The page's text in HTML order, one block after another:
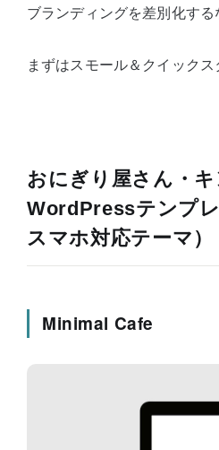
ブランディングを差別化す
まずはスモール＆クイック
おにぎり屋さん・
WordPressテンプ
スマホ対応テーマ）
Minimal Cafe